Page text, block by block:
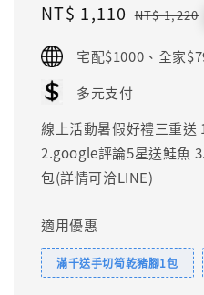
Sale
NT$ 1,110 Regular
NT$ 1,220
宅配$1000、全家
多元支付
線上活動暑假好禮三重送
2.google評論5星送鮭魚
包(詳情可洽LINE)
適用優惠
滿千送手切筍乾豬腳1包